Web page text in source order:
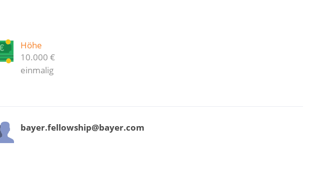
Höhe
10.000 €
einmalig
bayer.fellowship@bayer.com